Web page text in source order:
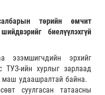
төрийн өмчит
биелүүлэхгүй
эзэмшигчдийн эрхийг
ийн хурлыг зарлаад
маш удаашралтай байна.
суулгасан татаасны